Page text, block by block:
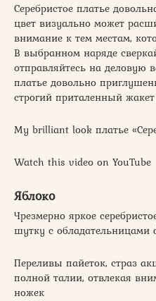
Серебристое платье
цвет визуально может
внимание к тем местам,
В выбранном наряде
отправляйтесь на деловую
платье довольно
строгий приталенный жакет
My brilliant look платье
Watch this video on YouTube
Яблоко
Чрезмерно яркое
шутку с обладательницами
Переливы пайеток, страз
полной талии, отвлекая
ножек